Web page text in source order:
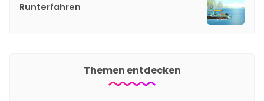
Runterfahren
Themen entdecken